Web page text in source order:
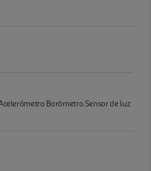
Barómetro Sensor de luz